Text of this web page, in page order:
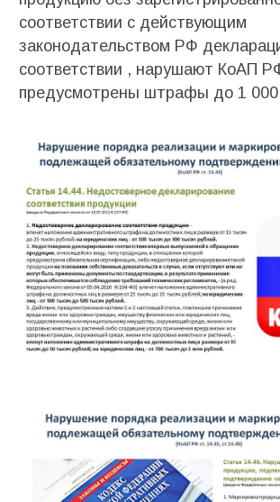
соответствии с действующим
законодательством РФ
соответствии , нарушают КоАП
предусмотрены штрафы до 1 000